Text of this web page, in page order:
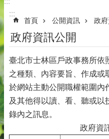
:::
首頁 公開資訊 政
政府資訊公開
臺北市士林區戶政事務所依
之種類、內容要旨、作成或
於網站主動公開職權範圍內
及其他得以讀、看、聽或
錄內之訊息。
政府資